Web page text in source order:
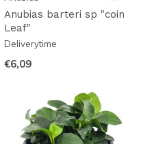
Anubias barteri sp "coin
Leaf"
Deliverytime
€6,09